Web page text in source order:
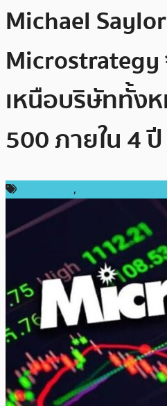
Michael
Microstrategy
เหนือบริษัททั้งห
500 ภายใน 4
,